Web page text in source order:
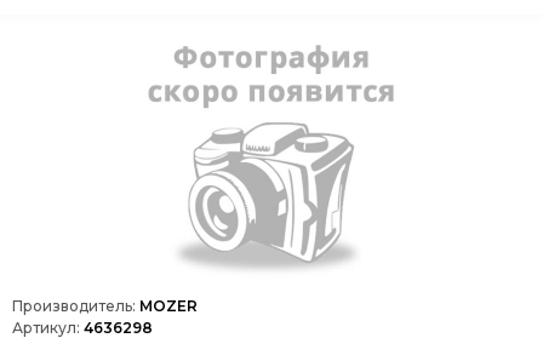
Производитель: MOZER
Артикул: 4636298